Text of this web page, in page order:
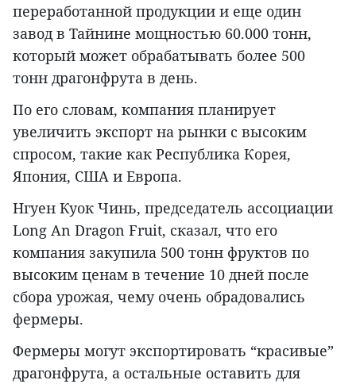
переработанной продукции и еще один
завод в Тайнине мощностью 60.000 тонн,
который может обрабатывать более 500
тонн драгонфрута в день.
По его словам, компания планирует
увеличить экспорт на рынки с высоким
спросом, такие как Республика Корея,
Япония, США и Европа.
Нгуен Куок Чинь, председатель ассоциации
Long An Dragon Fruit, сказал, что его
компания закупила 500 тонн фруктов по
высоким ценам в течение 10 дней после
сбора урожая, чему очень обрадовались
фермеры.
Фермеры могут экспортировать “красивые”
драгонфрута, а остальные оставить для